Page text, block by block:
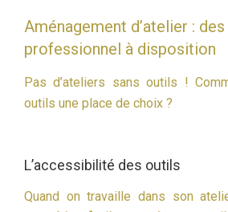
Aménagement d’atelier :
professionnel à disposition
Pas d’ateliers sans outils !
outils une place de choix ?
L’accessibilité des outils
Quand on travaille dans son